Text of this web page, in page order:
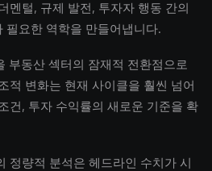
멘털, 규제 발전, 투자자 행동 간의
필요한 역학을 만들어냅니다.
부동산 섹터의 잠재적 전환점으로
적 변화는 현재 사이클을 훨씬 넘어
건, 투자 수익률의 새로운 기준을 확
정량적 분석은 헤드라인 수치가 시